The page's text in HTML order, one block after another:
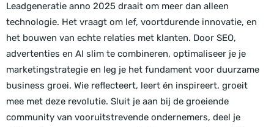
Leadgeneratie anno 2025 draait om meer dan alleen
technologie. Het vraagt om lef, voortdurende innovatie, en
het bouwen van echte relaties met klanten. Door SEO,
advertenties en AI slim te combineren, optimaliseer je je
marketingstrategie en leg je het fundament voor duurzame
business groei. Wie reflecteert, leert én inspireert, groeit
mee met deze revolutie. Sluit je aan bij de groeiende
community van vooruitstrevende ondernemers, deel je